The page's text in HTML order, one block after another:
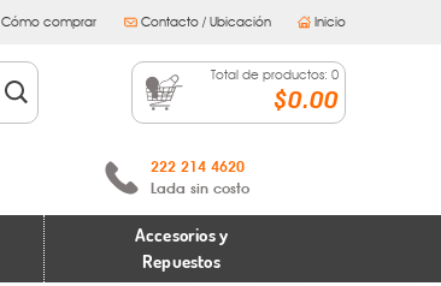
Cómo comprar Contacto / Ubicación Inicio
Total de productos: 0
$0.00
222 214 4620
Lada sin costo
Accesorios y
Repuestos